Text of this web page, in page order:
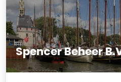
Spencer Beheer